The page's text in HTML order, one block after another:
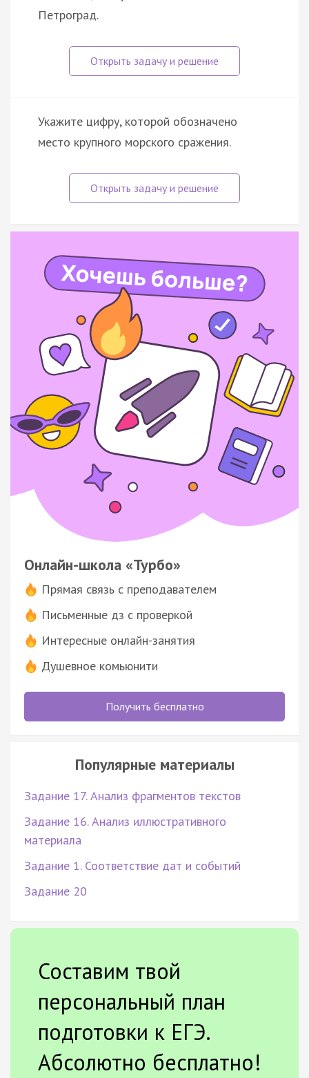
Петроград.
Укажите цифру, которой обозначено
место крупного морского сражения.
Онлайн-школа «Турбо»
Прямая связь с преподавателем
Письменные дз с проверкой
Интересные онлайн-занятия
Душевное комьюнити
Получить бесплатно
Популярные материалы
Задание 17. Анализ фрагментов текстов
Задание 16. Анализ иллюстративного
материала
Задание 1. Соответствие дат и событий
Задание 20
Составим твой
персональный план
подготовки к ЕГЭ.
Абсолютно бесплатно!